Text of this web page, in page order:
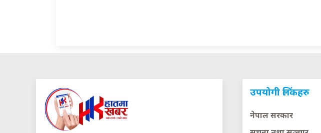
उपयोगी लिंकहरु
नेपाल सरकार